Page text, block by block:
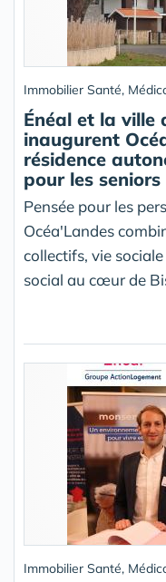
Immobilier Santé,
Énéal et la ville
inaugurent
résidence
pour les seniors
Pensée pour les
Océa'Landes
collectifs, vie
social au cœur de
Immobilier Santé,